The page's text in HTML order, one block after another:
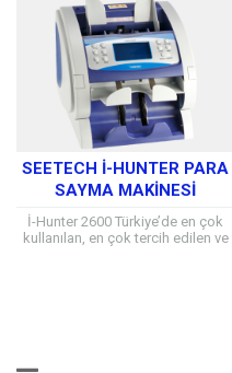
SEETECH İ-HUNTER PARA
SAYMA MAKİNESİ
İ-Hunter 2600 Türkiye’de en çok
kullanılan, en çok tercih edilen ve